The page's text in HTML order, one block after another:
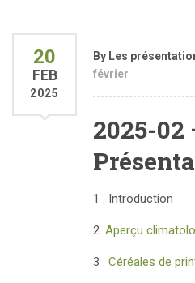
20
FEB
2025
By Les
février
2025-02
1 . Introduction
2. Aperçu
3 . Céréales de